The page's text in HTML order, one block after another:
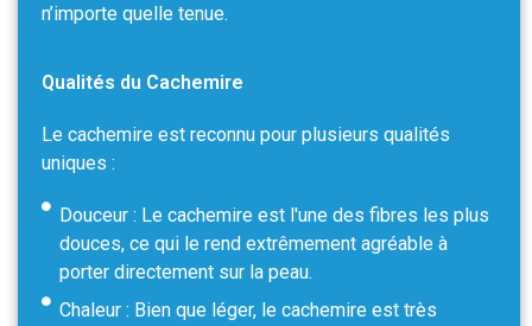
n’importe quelle tenue.
Qualités du Cachemire
Le cachemire est reconnu pour plusieurs qualités
uniques :
Douceur : Le cachemire est l'une des fibres les plus
douces, ce qui le rend extrêmement agréable à
porter directement sur la peau.
Chaleur : Bien que léger, le cachemire est très